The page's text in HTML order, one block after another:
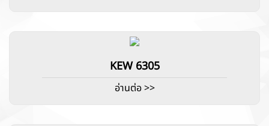
KEW 6305
อ่านต่อ >>